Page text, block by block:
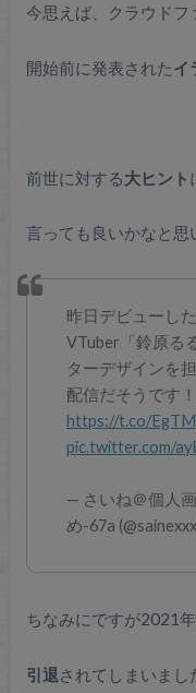
今思えば、クラウドフ
開始前に発表されたイ
前世に対する大ヒント
言っても良いかなと思
昨日デビューし
VTuber「鈴原る
ターデザインを
配信だそうです
https://t.co/
pic.twitter.com/
— さいね＠個人
め-67a
ちなみにですが2021
引退されてしまいまし